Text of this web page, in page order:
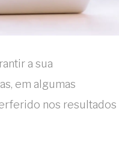
a sua
em algumas
nos resultados